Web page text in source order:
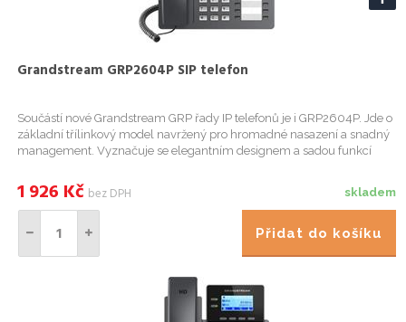
Grandstream GRP2604P SIP telefon
Součástí nové Grandstream GRP řady IP telefonů je i GRP2604P. Jde o
základní třílinkový model navržený pro hromadné nasazení a snadný
management. Vyznačuje se elegantním designem a sadou funkcí
skladem
1 926 Kč bez DPH
Přidat do košíku